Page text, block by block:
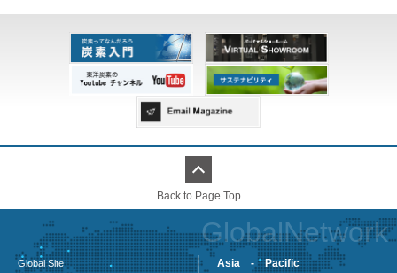
Back to Page Top
GlobalNetwork
Global Site Asia - Pacific